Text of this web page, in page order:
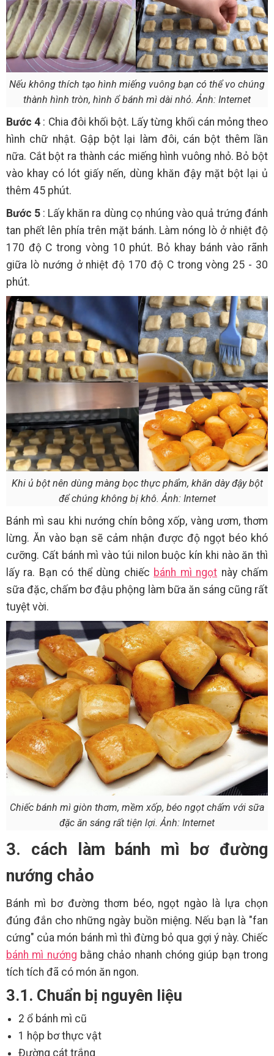
Nếu không thích tạo hình miếng vuông bạn có thể vo chúng
thành hình tròn, hình ổ bánh mì dài nhỏ. Ảnh: Internet
Bước 4 : Chia đôi khối bột. Lấy từng khối cán mỏng theo
hình chữ nhật. Gập bột lại làm đôi, cán bột thêm lần
nữa. Cắt bột ra thành các miếng hình vuông nhỏ. Bỏ bột
vào khay có lót giấy nến, dùng khăn đậy mặt bột lại ủ
thêm 45 phút.
Bước 5 : Lấy khăn ra dùng cọ nhúng vào quả trứng đánh
tan phết lên phía trên mặt bánh. Làm nóng lò ở nhiệt độ
170 độ C trong vòng 10 phút. Bỏ khay bánh vào rãnh
giữa lò nướng ở nhiệt độ 170 độ C trong vòng 25 - 30
phút.
Khi ủ bột nên dùng màng bọc thực phẩm, khăn dày đậy bột
để chúng không bị khô. Ảnh: Internet
Bánh mì sau khi nướng chín bông xốp, vàng ươm, thơm
lừng. Ăn vào bạn sẽ cảm nhận được độ ngọt béo khó
cưỡng. Cất bánh mì vào túi nilon buộc kín khi nào ăn thì
lấy ra. Bạn có thể dùng chiếc bánh mì ngọt này chấm
sữa đặc, chấm bơ đậu phộng làm bữa ăn sáng cũng rất
tuyệt vời.
Chiếc bánh mì giòn thơm, mềm xốp, béo ngọt chấm với sữa
đặc ăn sáng rất tiện lợi. Ảnh: Internet
3. cách làm bánh mì bơ đường
nướng chảo
Bánh mì bơ đường thơm béo, ngọt ngào là lựa chọn
đúng đắn cho những ngày buồn miệng. Nếu bạn là "fan
cứng" của món bánh mì thì đừng bỏ qua gợi ý này. Chiếc
bánh mì nướng bằng chảo nhanh chóng giúp bạn trong
tích tích đã có món ăn ngon.
3.1. Chuẩn bị nguyên liệu
2 ổ bánh mì cũ
1 hộp bơ thực vật
Đường cát trắng